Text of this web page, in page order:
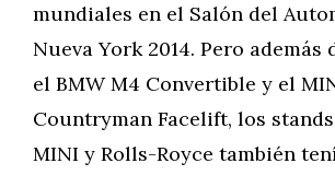
mundiales en el Salón del
Nueva York 2014. Pero además
el BMW M4 Convertible y el
Countryman Facelift, los stands
MINI y Rolls-Royce también